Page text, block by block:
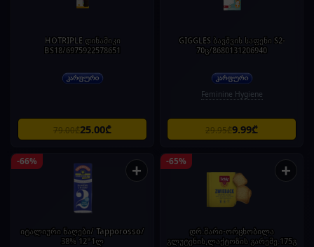
HOTRIPLE დინამიკი
BS18/6975922578651
79.00₾25.00₾
GIGGLES ბავშვის საფენი S2-
70ც/8680131206940
Feminine Hygiene
29.95₾9.99₾
-66% +
იტალიური ნაღები/ Tapporosso/
38% 12*1ლ
-65% +
დრ.შარი-ორცხობილა
გლუტენის,ლაქტოზის გარეშე.175გ